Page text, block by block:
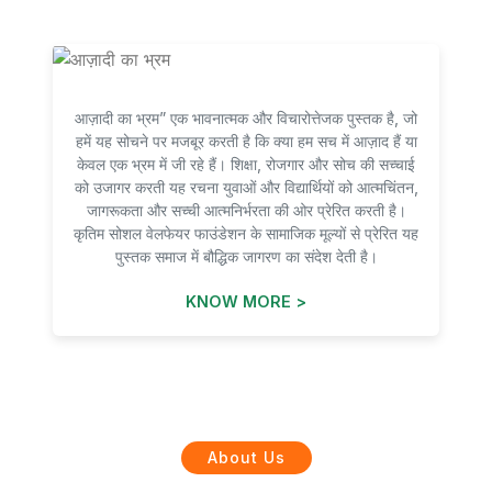
आज़ादी का भ्रम” एक भावनात्मक और विचारोत्तेजक पुस्तक है, जो
हमें यह सोचने पर मजबूर करती है कि क्या हम सच में आज़ाद हैं या
केवल एक भ्रम में जी रहे हैं। शिक्षा, रोजगार और सोच की सच्चाई
को उजागर करती यह रचना युवाओं और विद्यार्थियों को आत्मचिंतन,
जागरूकता और सच्ची आत्मनिर्भरता की ओर प्रेरित करती है।
कृतिम सोशल वेलफेयर फाउंडेशन के सामाजिक मूल्यों से प्रेरित यह
पुस्तक समाज में बौद्धिक जागरण का संदेश देती है।
KNOW MORE >
About Us